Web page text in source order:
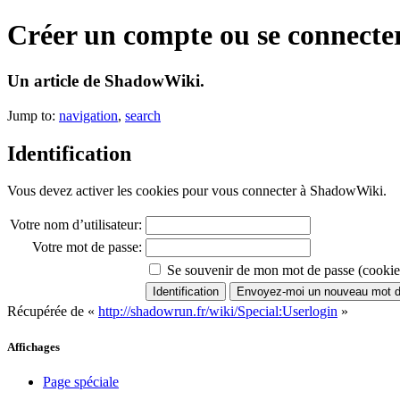
Créer un compte ou se
Un article de ShadowWiki.
Jump to: navigation, search
Identification
Vous devez activer les cookies pour vous connecter à ShadowWiki.
Votre nom d’utilisateur:
Votre mot de passe:
Se souvenir de mon mot de passe
Récupérée de « http://shadowrun.fr/wiki/Special:Userlogin »
Affichages
Page spéciale